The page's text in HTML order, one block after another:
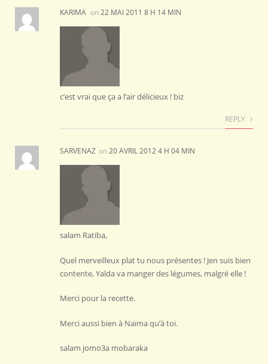
KARIMA on22 MAI 2011 8 H 14 MIN
c’est vrai que ça a l’air délicieux ! biz
REPLY
SARVENAZ on20 AVRIL 2012 4 H 04 MIN
salam Ratiba,
Quel merveilleux plat tu nous présentes ! Jen suis bien
contente, Yalda va manger des légumes, malgré elle !
Merci pour la recette.
Merci aussi bien à Naïma qu’à toi.
salam jomo3a mobaraka